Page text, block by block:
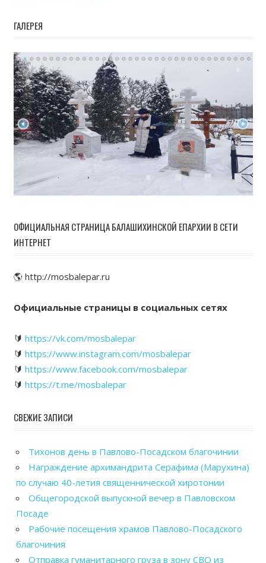
ГАЛЕРЕЯ
ОФИЦИАЛЬНАЯ СТРАНИЦА БАЛАШИХИНСКОЙ ЕПАРХИИ В СЕТИ
ИНТЕРНЕТ
🌎 http://mosbalepar.ru
Официальные страницы в социальных сетях
🔰 https://vk.com/mosbalepar
🔰 https://www.instagram.com/mosbalepar
🔰 https://www.facebook.com/mosbalepar
🔰 https://t.me/mosbalepar
СВЕЖИЕ ЗАПИСИ
Тихонов день в Павлово-Посадском благочинии
Награждение архимандрита Серафима (Марухина)
по случаю 40-летия священнической хиротонии
Общегородской выпускной вечер в Павловском
Посаде
Рабочие посещения храмов Павлово-Посадского
благочиния
Отправка гуманитарного груза в зону СВО из